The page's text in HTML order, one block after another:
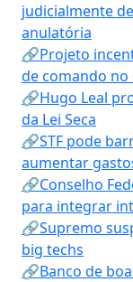
judicialmente
anulatória
🔗Projeto
de comando no
🔗Hugo Leal
da Lei Seca
🔗STF pode
aumentar
🔗Conselho
para integrar
🔗Supremo
big techs
🔗Banco de